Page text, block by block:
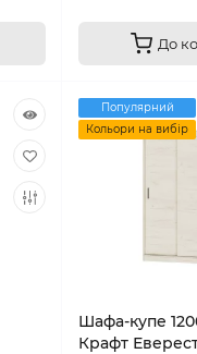
До
Популярний
Кольори на вибір
Шафа-купе
Крафт